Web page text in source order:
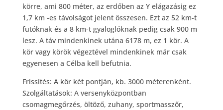
körre, ami 800 méter, az erdőben az Y elágazásig ez
1,7 km -es távolságot jelent összesen. Ezt az 52 km-t
futóknak és a 8 km-t gyaloglóknak pedig csak 900 m
lesz. A táv mindenkinek utána 6178 m, ez 1 kör. A
kör vagy körök végeztével mindenkinek már csak
egyenesen a Célba kell befutnia.
Frissítés: A kör két pontján, kb. 3000 méterenként.
Szolgáltatások: A versenyközpontban
csomagmegőrzés, öltöző, zuhany, sportmasszőr,